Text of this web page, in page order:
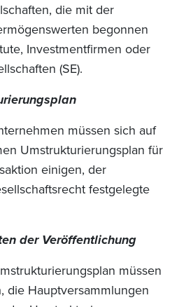
die mit der
begonnen
Investmentfirmen oder
(SE).
müssen sich auf
Umstrukturierungsplan für
einigen, der
festgelegte
der Veröffentlichung
müssen
die Hauptversammlungen